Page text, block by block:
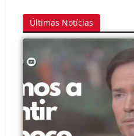
Últimas Notícias